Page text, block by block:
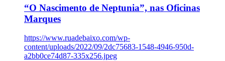
“O Nascimento de Neptunia”, nas Oficinas
Marques
https://www.ruadebaixo.com/wp-
content/uploads/2022/09/2dc75683-1548-4946-950d-
a2bb0ce74d87-335x256.jpeg